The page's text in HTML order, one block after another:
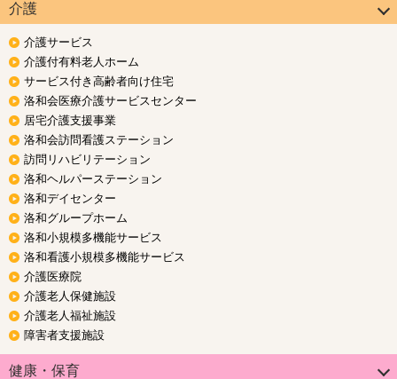
介護
介護サービス
介護付有料老人ホーム
サービス付き高齢者向け住宅
洛和会医療介護サービスセンター
居宅介護支援事業
洛和会訪問看護ステーション
訪問リハビリテーション
洛和ヘルパーステーション
洛和デイセンター
洛和グループホーム
洛和小規模多機能サービス
洛和看護小規模多機能サービス
介護医療院
介護老人保健施設
介護老人福祉施設
障害者支援施設
健康・保育